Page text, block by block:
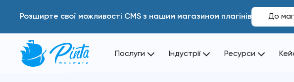
Розширте свої можливості CMS з нашим магазином плагінів До
Послуги Індустрії Ресурси